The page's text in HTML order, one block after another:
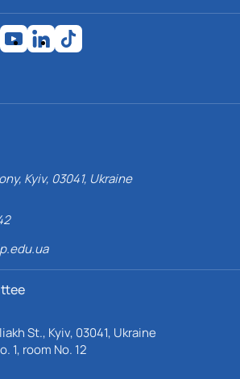
Kyiv, 03041, Ukraine
St., Kyiv, 03041, Ukraine
1, room No. 12